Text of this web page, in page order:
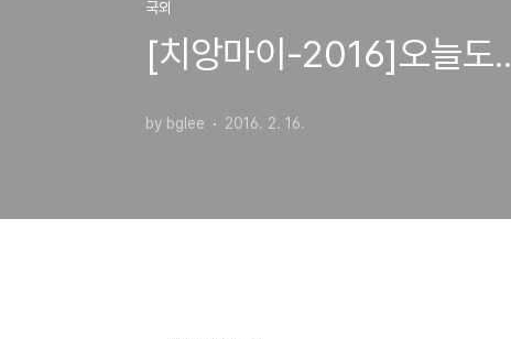
국외
[치앙마이-
by bglee 2016. 2. 16.